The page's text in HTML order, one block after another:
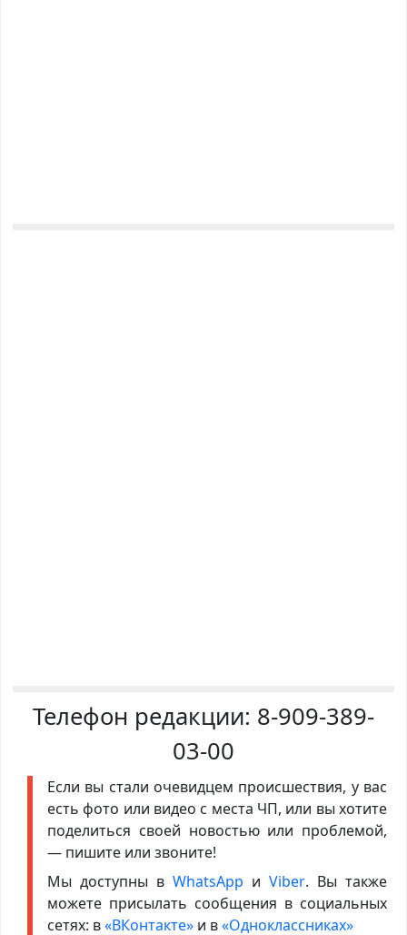
Телефон редакции: 8-909-389-
03-00
Если вы стали очевидцем происшествия, у вас
есть фото или видео с места ЧП, или вы хотите
поделиться своей новостью или проблемой,
— пишите или звоните!
Мы доступны в WhatsApp иViber. Вы также
можете присылать сообщения в социальных
сетях: в«ВКонтакте»и в«Одноклассниках»